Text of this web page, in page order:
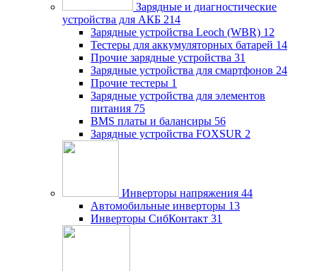
Зарядные и диагностические
устройства для АКБ 214
Зарядные устройства Leoch (WBR) 12
Тестеры для аккумуляторных батарей 14
Прочие зарядные устройства 31
Зарядные устройства для смартфонов 24
Прочие тестеры 1
Зарядные устройства для элементов
питания 75
BMS платы и балансиры 56
Зарядные устройства FOXSUR 2
Инверторы напряжения 44
Автомобильные инверторы 13
Инверторы СибКонтакт 31